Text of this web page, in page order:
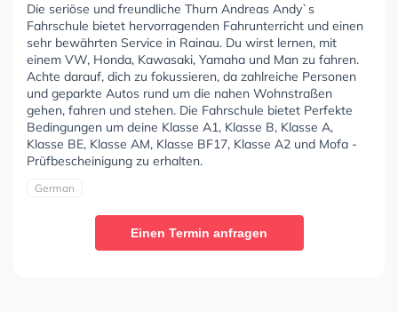
Die seriöse und freundliche Thurn Andreas Andy`s
Fahrschule bietet hervorragenden Fahrunterricht und einen
sehr bewährten Service in Rainau. Du wirst lernen, mit
einem VW, Honda, Kawasaki, Yamaha und Man zu fahren.
Achte darauf, dich zu fokussieren, da zahlreiche Personen
und geparkte Autos rund um die nahen Wohnstraßen
gehen, fahren und stehen. Die Fahrschule bietet Perfekte
Bedingungen um deine Klasse A1, Klasse B, Klasse A,
Klasse BE, Klasse AM, Klasse BF17, Klasse A2 und Mofa -
Prüfbescheinigung zu erhalten.
German
Einen Termin anfragen